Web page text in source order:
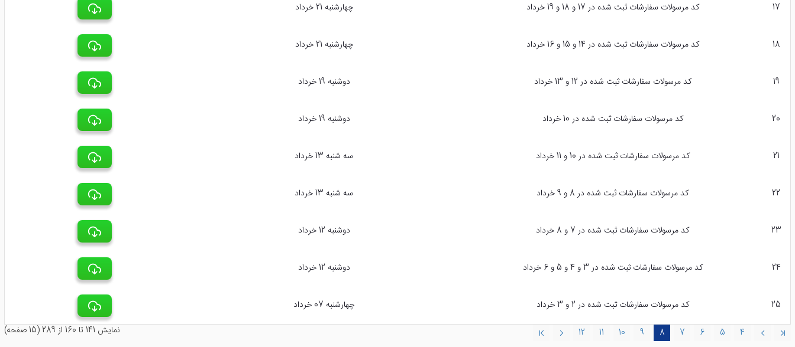
17 کد مرسولات سفارشات ثبت شده در 17 و 18 و 19 خرداد چهارشنبه 21 خرداد
18 کد مرسولات سفارشات ثبت شده در 14 و 15 و 16 خرداد چهارشنبه 21 خرداد
19 کد مرسولات سفارشات ثبت شده در 12 و 13 خرداد دوشنبه 19 خرداد
20 کد مرسولات سفارشات ثبت شده در 10 خرداد دوشنبه 19 خرداد
21 کد مرسولات سفارشات ثبت شده در 10 و 11 خرداد سه شنبه 13 خرداد
22 کد مرسولات سفارشات ثبت شده در 8 و 9 خرداد سه شنبه 13 خرداد
23 کد مرسولات سفارشات ثبت شده در 7 و 8 خرداد دوشنبه 12 خرداد
24 کد مرسولات سفارشات ثبت شده در 3 و 4 و 5 و 6 خرداد دوشنبه 12 خرداد
25 کد مرسولات سفارشات ثبت شده در 2 و 3 خرداد
چهارشنبه 07 خرداد
4
5
6
7
8
9
10
11
12 نمايش 141 تا 160 از 289 (15 صفحه)